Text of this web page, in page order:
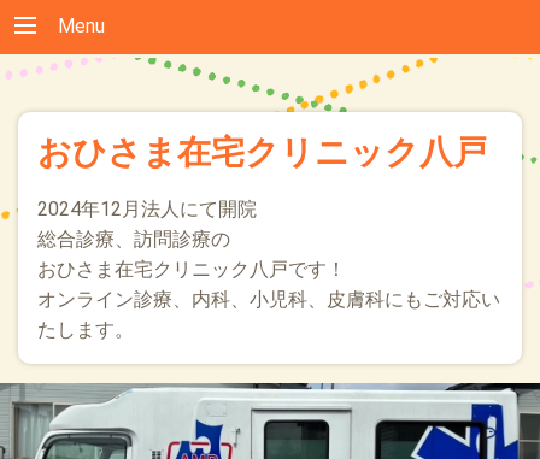
Menu
おひさま在宅クリニック八戸
2024年12月法人にて開院
総合診療、訪問診療の
おひさま在宅クリニック八戸です！
オンライン診療、内科、小児科、皮膚科にもご対応い
たします。